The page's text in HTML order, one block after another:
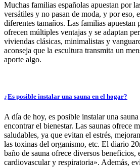
Muchas familias españolas apuestan por
versátiles y no pasan de moda, y por eso,
diferentes tamaños. Las familias apuestan
ofrecen múltiples ventajas y se adaptan
viviendas clásicas, minimalistas y
aconseja que la escultura transmita un
aporte algo.
¿Es posible instalar una sauna en el hogar?
A día de hoy, es posible instalar una
encontrar el bienestar. Las saunas ofrece
saludables, ya que evitan el estrés,
las toxinas del organismo, etc. El diario
baño de sauna ofrece diversos beneficios,
cardiovascular y respiratoria». Además,